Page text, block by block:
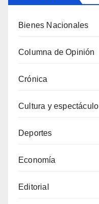
Bienes Nacionales
Columna de Opinión
Crónica
Cultura y espectáculo
Deportes
Economía
Editorial